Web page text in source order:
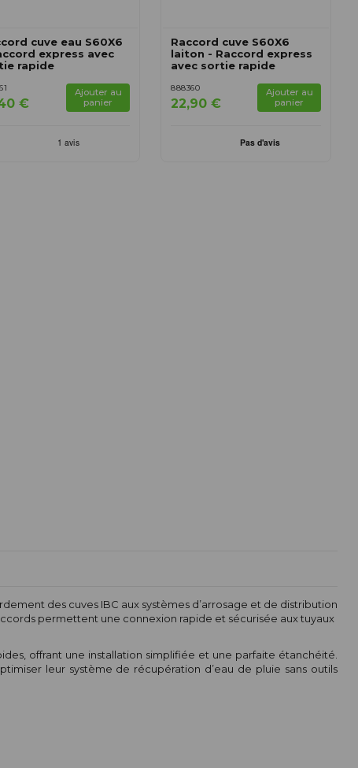
cuve eau S60X6
express avec
rapide
€
Ajouter au
panier
Raccord cuve S60X6
laiton - Raccord express
avec sortie rapide
888360
22,90 €
Ajouter au
panier
des cuves IBC aux systèmes d’arrosage et de distribution
permettent une connexion rapide et sécurisée aux tuyaux
offrant une installation simplifiée et une parfaite étanchéité.
leur système de récupération d’eau de pluie sans outils